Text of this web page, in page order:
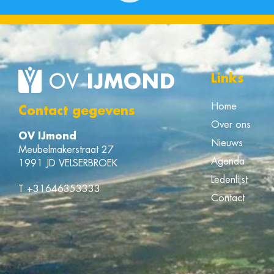
Contact gegevens
OV IJmond
Meubelmakerstraat 27
1991 JD VELSERBROEK
T +31646353333
Links
Home
Over ons
Nieuws
Agenda
Ledenlijst
Contact